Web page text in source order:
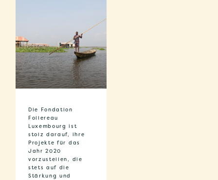
Die Fondation
Follereau
Luxembourg ist
stolz darauf, ihre
Projekte für das
Jahr 2020
vorzustellen, die
stets auf die
Stärkung und